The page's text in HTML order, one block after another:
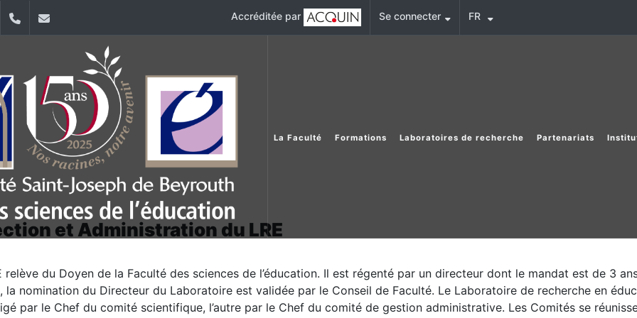
YouTube+961 (1) 421 579 Accréditée par Se connecter FR
La Faculté Formations Laboratoires de recherche Partenariats
et Administration du LRE
relève du Doyen de la Faculté des sciences de l’éducation. Il est régenté par un directeur dont le mandat est de 3
la nomination du Directeur du Laboratoire est validée par le Conseil de Faculté. Le Laboratoire de recherche en
par le Chef du comité scientifique, l’autre par le Chef du comité de gestion administrative. Les Comités se